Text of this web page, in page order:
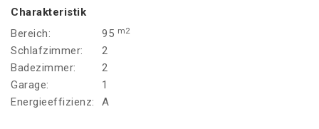
Charakteristik
Bereich:
95 m2
Schlafzimmer:
2
Badezimmer:
2
Garage:
1
Energieeffizienz:
A